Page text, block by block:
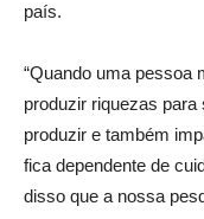
país.
“Quando uma pessoa
produzir riquezas
produzir e também
fica dependente de
disso que a nossa